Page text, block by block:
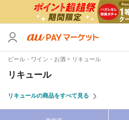
ビール・ワイン・お酒 リキュール
リキュール
リキュールの商品をすべて見る
カテゴリ
価格